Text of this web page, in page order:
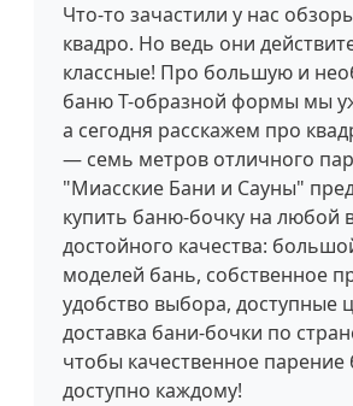
Что-то зачастили у нас
квадро. Но ведь они
классные! Про большую и
баню Т-образной формы мы
а сегодня расскажем про
— семь метров отличного
"Миасские Бани и Сауны"
купить баню-бочку на любой
достойного качества:
моделей бань, собственное
удобство выбора, доступные
доставка бани-бочки по
чтобы качественное парение
доступно каждому!